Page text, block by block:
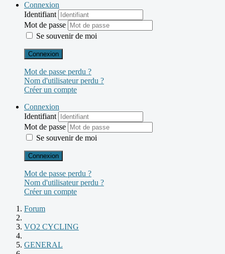
Connexion
Identifiant
Mot de passe
Se souvenir de moi
Connexion
Mot de passe perdu ?
Nom d'utilisateur perdu ?
Créer un compte
Connexion
Identifiant
Mot de passe
Se souvenir de moi
Connexion
Mot de passe perdu ?
Nom d'utilisateur perdu ?
Créer un compte
Forum
VO2 CYCLING
GENERAL